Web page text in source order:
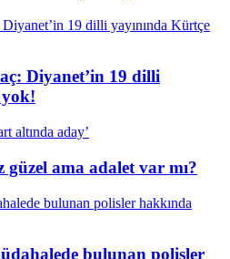
Diyanet’in 19 dilli
yok!
güzel ama adalet var mı?
bulunan polisler